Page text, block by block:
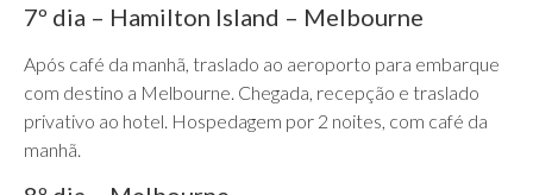
7º dia – Hamilton Island – Melbourne
Após café da manhã, traslado ao aeroporto para embarque
com destino a Melbourne. Chegada, recepção e traslado
privativo ao hotel. Hospedagem por 2 noites, com café da
manhã.